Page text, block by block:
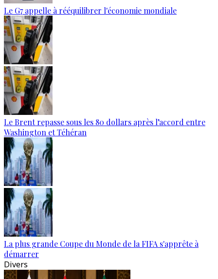
Le G7 appelle à rééquilibrer l'économie mondiale
Le Brent repasse sous les 80 dollars après l’accord entre
Washington et Téhéran
La plus grande Coupe du Monde de la FIFA s'apprête à
démarrer
Divers